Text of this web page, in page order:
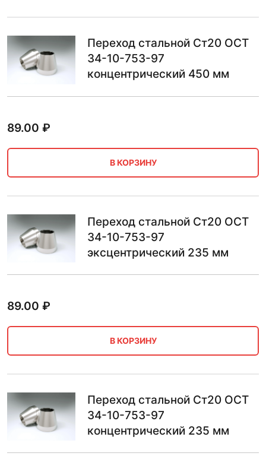
Переход стальной Ст20 ОСТ
34-10-753-97
концентрический 450 мм
89.00 ₽
В КОРЗИНУ
Переход стальной Ст20 ОСТ
34-10-753-97
эксцентрический 235 мм
89.00 ₽
В КОРЗИНУ
Переход стальной Ст20 ОСТ
34-10-753-97
концентрический 235 мм